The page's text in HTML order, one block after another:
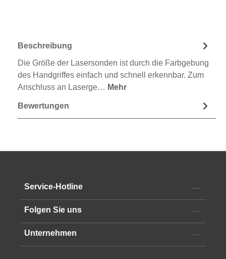
Beschreibung
Die Größe der Lasersonden ist durch die Farbgebung
des Handgriffes einfach und schnell erkennbar. Zum
Anschluss an Laserge… Mehr
Bewertungen
Service-Hotline
Folgen Sie uns
Unternehmen